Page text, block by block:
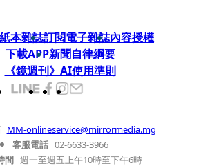
本雜誌訂閱電子雜誌內容授權
下載APP新聞自律綱要
《鏡週刊》AI使用準則
MM-onlineservice@mirrormedia.mg
客服電話 02-6633-3966
間 週一至週五上午10時至下午6時